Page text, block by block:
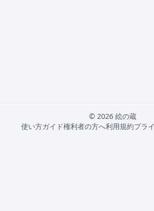
© 2026 絵の蔵
使い方ガイド権利者の方へ利用規約プラ